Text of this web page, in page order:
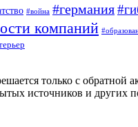
#война #германия
компаний
только с обратной
источников и других